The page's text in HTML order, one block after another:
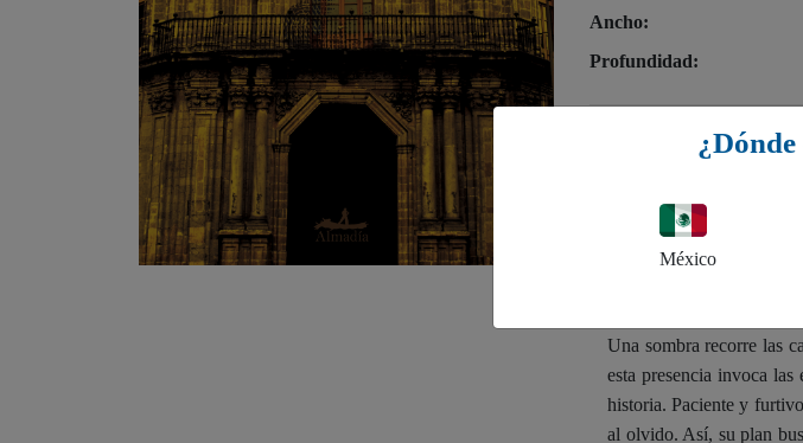
Ancho:
Profundidad:
A la venta en librerías:15
$299.00 MXN
Una sombra recorre las
esta presencia invoca
historia. Paciente y
al olvido. Así, su plan
¿Dónde
México